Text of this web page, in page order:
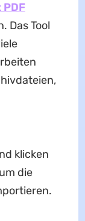
Das Tool
klicken
die